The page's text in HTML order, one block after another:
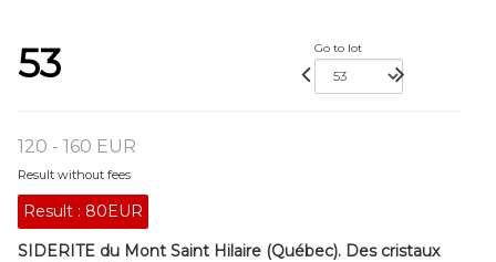
53 Go to lot
120 - 160 EUR
Result without fees
Result : 80EUR
SIDERITE du Mont Saint Hilaire (Québec). Des cristaux